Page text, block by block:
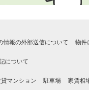
情報の外部送信について 物件
について
マンション 駐車場 家賃相